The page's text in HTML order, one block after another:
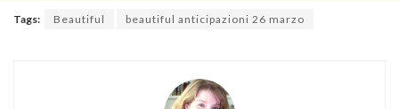
Tags: Beautiful beautiful anticipazioni 26 marzo